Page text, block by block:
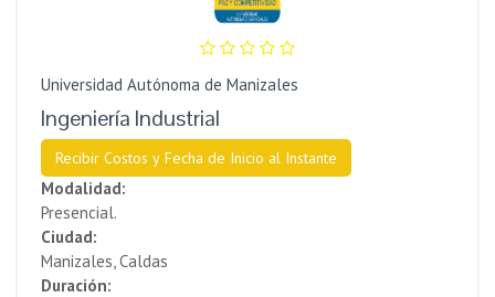
Universidad Autónoma de Manizales
Ingeniería Industrial
Recibir Costos y Fecha de Inicio al Instante
Modalidad:
Presencial.
Ciudad:
Manizales, Caldas
Duración: